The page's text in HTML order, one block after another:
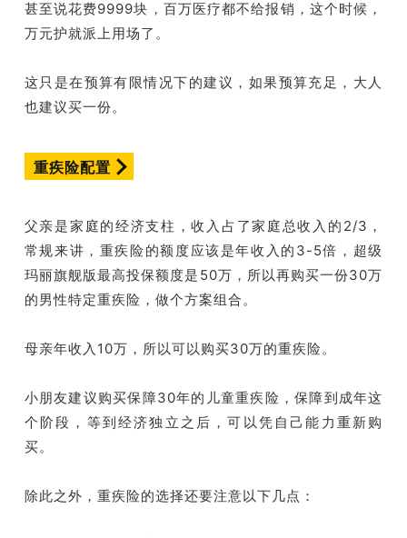
甚至说花费9999块，百万医疗都不给报销，这个时候，
万元护就派上用场了。
这只是在预算有限情况下的建议，如果预算充足，大人
也建议买一份。
重疾险配置
父亲是家庭的经济支柱，收入占了家庭总收入的2/3，
常规来讲，重疾险的额度应该是年收入的3-5倍，超级
玛丽旗舰版最高投保额度是50万，所以再购买一份30万
的男性特定重疾险，做个方案组合。
母亲年收入10万，所以可以购买30万的重疾险。
小朋友建议购买保障30年的儿童重疾险，保障到成年这
个阶段，等到经济独立之后，可以凭自己能力重新购
买。
除此之外，重疾险的选择还要注意以下几点：